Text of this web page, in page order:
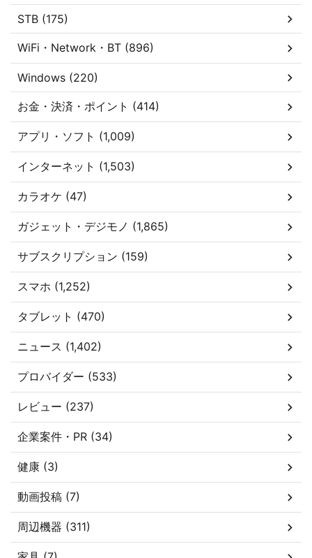
STB (175)
WiFi・Network・BT (896)
Windows (220)
お金・決済・ポイント (414)
アプリ・ソフト (1,009)
インターネット (1,503)
カラオケ (47)
ガジェット・デジモノ (1,865)
サブスクリプション (159)
スマホ (1,252)
タブレット (470)
ニュース (1,402)
プロバイダー (533)
レビュー (237)
企業案件・PR (34)
健康 (3)
動画投稿 (7)
周辺機器 (311)